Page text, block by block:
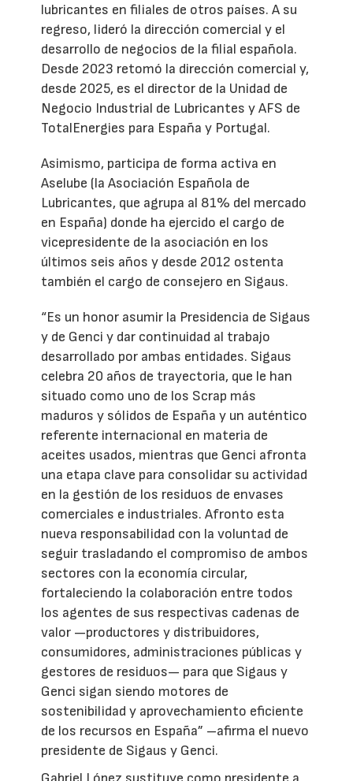
lubricantes en filiales de otros países. A su
regreso, lideró la dirección comercial y el
desarrollo de negocios de la filial española.
Desde 2023 retomó la dirección comercial y,
desde 2025, es el director de la Unidad de
Negocio Industrial de Lubricantes y AFS de
TotalEnergies para España y Portugal.
Asimismo, participa de forma activa en
Aselube (la Asociación Española de
Lubricantes, que agrupa al 81% del mercado
en España) donde ha ejercido el cargo de
vicepresidente de la asociación en los
últimos seis años y desde 2012 ostenta
también el cargo de consejero en Sigaus.
“Es un honor asumir la Presidencia de Sigaus
y de Genci y dar continuidad al trabajo
desarrollado por ambas entidades. Sigaus
celebra 20 años de trayectoria, que le han
situado como uno de los Scrap más
maduros y sólidos de España y un auténtico
referente internacional en materia de
aceites usados, mientras que Genci afronta
una etapa clave para consolidar su actividad
en la gestión de los residuos de envases
comerciales e industriales. Afronto esta
nueva responsabilidad con la voluntad de
seguir trasladando el compromiso de ambos
sectores con la economía circular,
fortaleciendo la colaboración entre todos
los agentes de sus respectivas cadenas de
valor —productores y distribuidores,
consumidores, administraciones públicas y
gestores de residuos— para que Sigaus y
Genci sigan siendo motores de
sostenibilidad y aprovechamiento eficiente
de los recursos en España” –afirma el nuevo
presidente de Sigaus y Genci.